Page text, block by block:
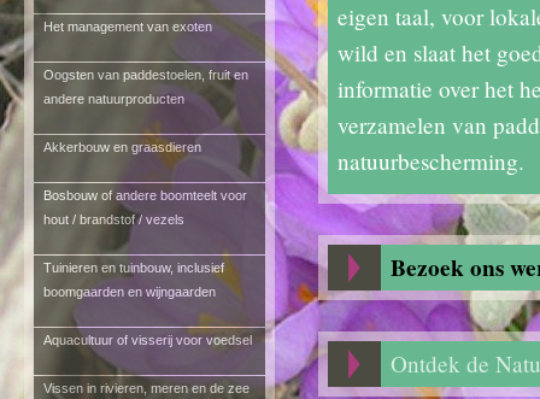
Het management van exoten
Oogsten van paddestoelen, fruit en
andere natuurproducten
Akkerbouw en graasdieren
Bosbouw of andere boomteelt voor
hout / brandstof / vezels
Tuinieren en tuinbouw, inclusief
boomgaarden en wijngaarden
Aquacultuur of visserij voor voedsel
Vissen in rivieren, meren en de zee
eigen taal, voor
wild en slaat het
informatie over het
verzamelen van
natuurbescherming.
Bezoek ons
Ontdek de